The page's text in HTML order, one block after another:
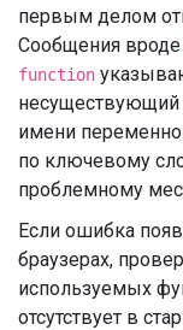
первым делом
Сообщения вроде
function
несуществующий
имени
по ключевому
проблемному
Если ошибка
браузерах,
используемых
отсутствует в